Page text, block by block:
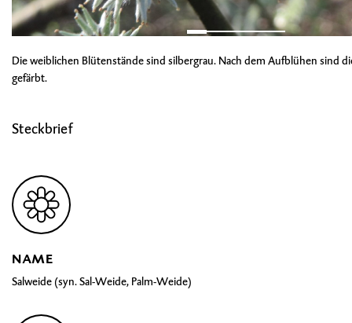
Die weiblichen Blütenstände sind silbergrau. Nach dem Aufblühen sind
gefärbt.
Steckbrief
NAME
Salweide (syn. Sal-Weide, Palm-Weide)